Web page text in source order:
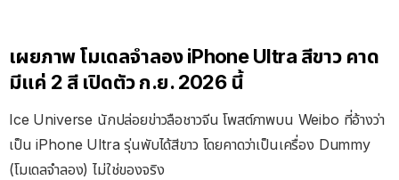
เผยภาพ โมเดลจำลอง iPhone Ultra สีขาว คาด
มีแค่ 2 สี เปิดตัว ก.ย. 2026 นี้
Ice Universe นักปล่อยข่าวลือชาวจีน โพสต์ภาพบน Weibo ที่อ้างว่า
เป็น iPhone Ultra รุ่นพับได้สีขาว โดยคาดว่าเป็นเครื่อง Dummy
(โมเดลจำลอง) ไม่ใช่ของจริง